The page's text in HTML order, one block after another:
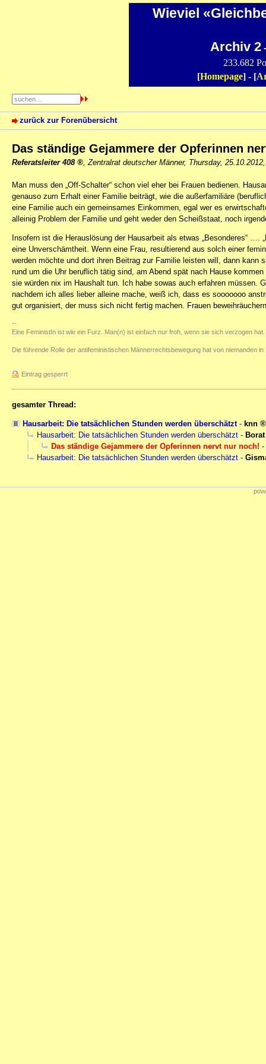
Wieviel
Archiv 2
233.682
[Homepage] - [
zurück zur Forenübersicht
Das ständige Gejammere der Opferinnen
Referatsleiter 408 Zentralrat deutscher Männer, Thursday,
Man muss den „Off-Schalter“ schon viel eher bei Frauen bedienen.
genauso zum Erhalt einer Familie beiträgt, wie die außerfamiliäre
eine Familie auch ein gemeinsames Einkommen, egal wer es
alleinig Problem der Familie und geht weder den Scheißstaat, noch
Insofern ist die Herauslösung der Hausarbeit als etwas „Besonderes“ ….
eine Unverschämtheit. Wenn eine Frau, resultierend aus solch einer
werden möchte und dort ihren Beitrag zur Familie leisten will, dann
rund um die Uhr beruflich tätig sind, am Abend spät nach Hause
sie würden nix im Haushalt tun. Ich habe sowas auch erfahren müssen.
nachdem ich alles lieber alleine mache, weiß ich, dass es sooooooo
gut organisiert, der muss sich nicht fertig machen. Frauen
--
Eine FeministIn ist wie ein Furz. Man(n) ist einfach nur froh, wenn sie sich verzogen hat.
Die führende Rolle der antifeministischen Männerrechtsbewegung hat von niemanden
Eintrag gesperrt
gesamter Thread:
Hausarbeit: Die tatsächlichen Stunden werden überschätzt- knn
Hausarbeit: Die tatsächlichen Stunden werden überschätzt -
Das ständige Gejammere der Opferinnen nervt nur noch! -
Hausarbeit: Die tatsächlichen Stunden werden überschätzt -